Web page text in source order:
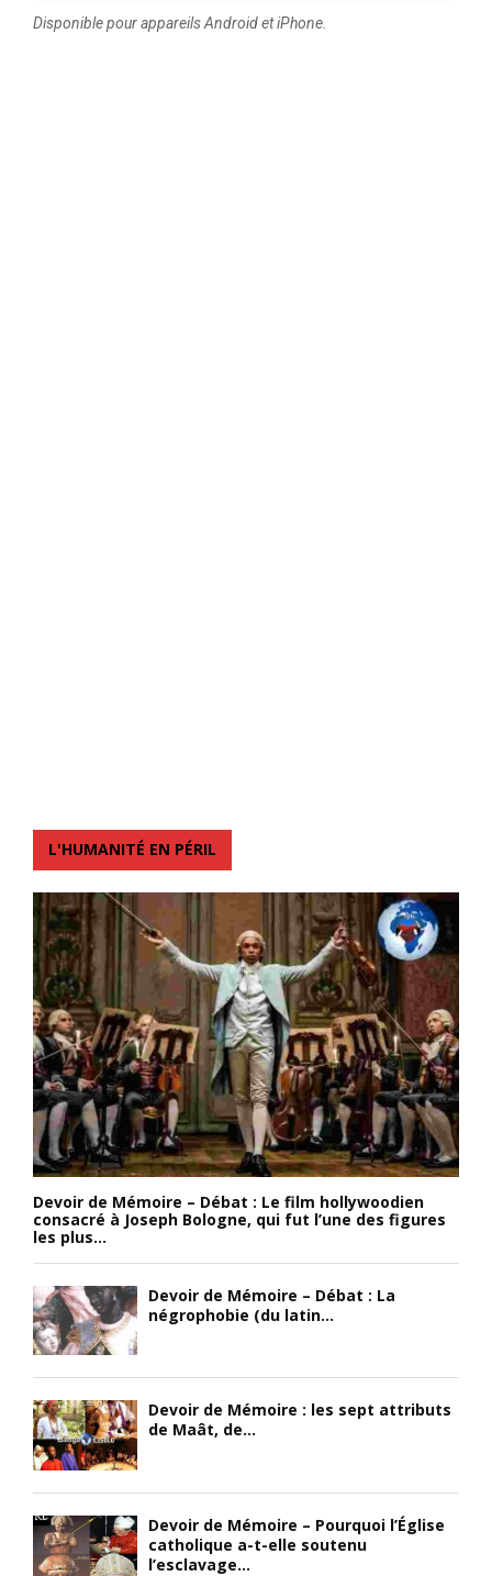
Disponible pour appareils Android et iPhone.
L'HUMANITÉ EN PÉRIL
Devoir de Mémoire – Débat : Le film hollywoodien
consacré à Joseph Bologne, qui fut l’une des figures
les plus...
Devoir de Mémoire – Débat : La
négrophobie (du latin...
Devoir de Mémoire : les sept attributs
de Maât, de...
Devoir de Mémoire – Pourquoi l’Église
catholique a-t-elle soutenu
l’esclavage...